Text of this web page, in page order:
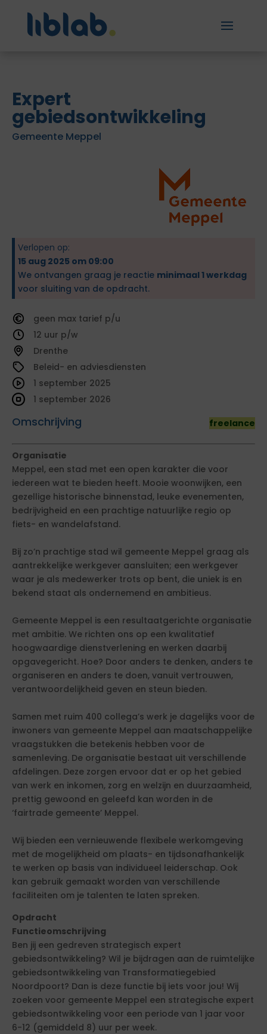
Expert
gebiedsontwikkeling
Gemeente Meppel
Verlopen op:
15 aug 2025 om 09:00
We ontvangen graag je reactie minimaal 1 werkdag
voor sluiting van de opdracht.
geen
tarief
12
Drenthe
Beleid- en adviesdiensten
Omschrijving freelance
1 september 2025
1 september 2026
Organisatie
Meppel, een stad met een open karakter die voor
iedereen wat te bieden heeft. Mooie woonwijken, een
gezellige historische binnenstad, leuke evenementen,
bedrijvigheid en een prachtige natuurlijke regio op
fiets- en wandelafstand.
Bij zo’n prachtige stad wil gemeente Meppel graag als
aantrekkelijke werkgever aansluiten; een werkgever
waar je als medewerker trots op bent, die uniek is en
bekend staat als ondernemend en ambitieus.
Gemeente Meppel is een resultaatgerichte organisatie
met ambitie. We richten ons op een kwalitatief
hoogwaardige dienstverlening en werken daarbij
opgavegericht. Hoe? Door anders te denken, anders te
organiseren en anders te doen, vanuit vertrouwen,
verantwoordelijkheid geven en steun bieden.
Samen met ruim 400 collega’s werk je dagelijks voor de
inwoners van gemeente Meppel aan maatschappelijke
vraagstukken die betekenis hebben voor de
samenleving. De organisatie bestaat uit verschillende
afdelingen. Deze zorgen ervoor dat er op het gebied
van werk en inkomen, zorg en welzijn en duurzaamheid,
prettig gewoond en geleefd kan worden in de
‘fairtrade gemeente’ Meppel.
Wij bieden een vernieuwende flexibele werkomgeving
met de mogelijkheid om plaats- en tijdsonafhankelijk
te werken op basis van individueel leiderschap. Ook
kan gebruik gemaakt worden van verschillende
faciliteiten om je talenten te laten spreken.
Opdracht
Functieomschrijving
Ben jij een gedreven strategisch expert
gebiedsontwikkeling? Wil je bijdragen aan de ruimtelijke
gebiedsontwikkeling van Transformatiegebied
Noordpoort? Dan is deze functie bij iets voor jou! Wij
zoeken voor gemeente Meppel een strategische expert
gebiedsontwikkeling voor een periode van 1 jaar voor
6-12 (gemiddeld 8) uur per week.